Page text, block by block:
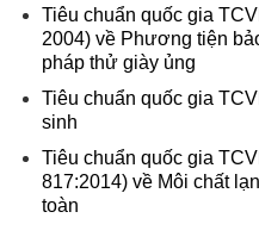
Tiêu chuẩn quốc gia
2004) về Phương tiện
pháp thử giày ủng
Tiêu chuẩn quốc gia
sinh
Tiêu chuẩn quốc gia
817:2014) về Môi chất
toàn